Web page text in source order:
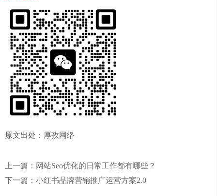
原文出处： 厚孜网络
上一篇：网站Seo优化的日常工作都有哪些？
下一篇：小红书品牌营销推广运营方案2.0